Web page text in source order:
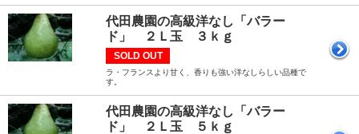
代田農園の高級洋なし「バラー
ド」 ２Ｌ玉 ３ｋｇ
SOLD OUT
ラ・フランスより甘く、香りも強い洋なしらしい品種で
す。
代田農園の高級洋なし「バラー
ド」 ２Ｌ玉 ５ｋｇ